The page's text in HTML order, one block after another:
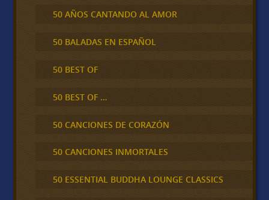
50 AÑOS CANTANDO AL AMOR
50 BALADAS EN ESPAÑOL
50 BEST OF
50 BEST OF …
50 CANCIONES DE CORAZÓN
50 CANCIONES INMORTALES
50 ESSENTIAL BUDDHA LOUNGE CLASSICS